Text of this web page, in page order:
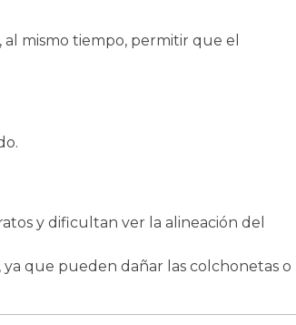
al mismo tiempo, permitir que el
y dificultan ver la alineación del
, ya que pueden dañar las colchonetas o